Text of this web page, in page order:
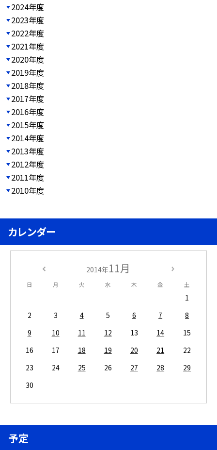
2024年度
2023年度
2022年度
2021年度
2020年度
2019年度
2018年度
2017年度
2016年度
2015年度
2014年度
2013年度
2012年度
2011年度
2010年度
カレンダー
2014年11月
日 月 火 水 木 金 土
1
2
3 4 5 6 7
8
9
10 11 12 13 14
15
16
17 18 19 20 21
22
23
24 25 26 27 28
29
30
予定